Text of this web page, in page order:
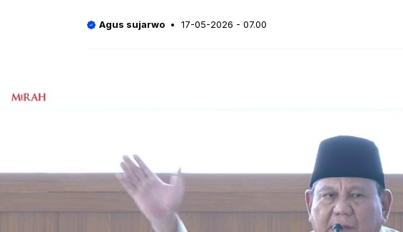
Agus sujarwo 17-05-2026 - 07.00